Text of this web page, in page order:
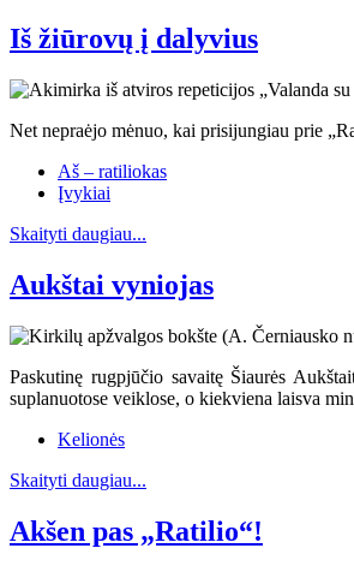
Iš žiūrovų į dalyvius
Net nepraėjo mėnuo, kai prisijungiau prie
Aš – ratiliokas
Įvykiai
Skaityti daugiau...
Aukštai vyniojas
Paskutinę rugpjūčio savaitę Šiaurės
suplanuotose veiklose, o kiekviena laisva
Kelionės
Skaityti daugiau...
Akšen pas „Ratilio“!